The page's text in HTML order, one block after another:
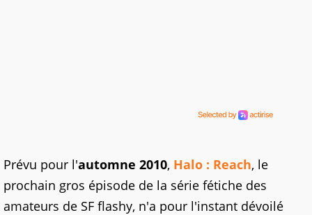
Prévu pour l'automne 2010, Halo : Reach, le
prochain gros épisode de la série fétiche des
amateurs de SF flashy, n'a pour l'instant dévoilé